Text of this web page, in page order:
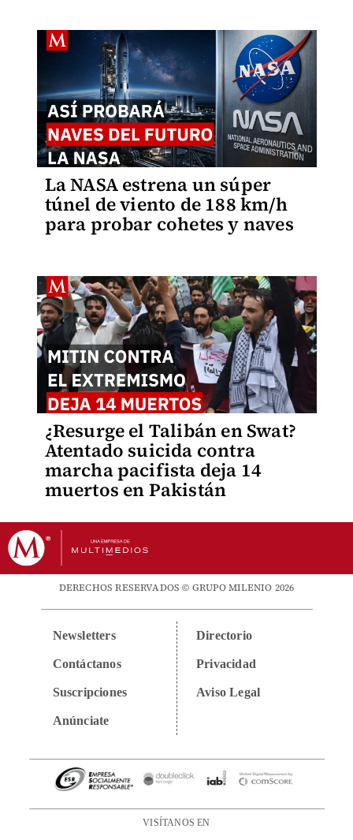
La NASA estrena un súper
túnel de viento de 188 km/h
para probar cohetes y naves
¿Resurge el Talibán en Swat?
Atentado suicida contra
marcha pacifista deja 14
muertos en Pakistán
DERECHOS RESERVADOS © GRUPO MILENIO 2026
Newsletters
Contáctanos
Suscripciones
Anúnciate
Directorio
Privacidad
Aviso Legal
VISÍTANOS EN